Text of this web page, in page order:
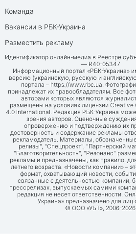
Команда
Вакансии в РБК-Украина
Разместить рекламу
Идентификатор онлайн-медиа в Реестре
— R40-05347
Информационный портал «РБК-Украина»
версию (украинскую, русскую и
портала – https://www.rbc.ua.
принадлежат их правообладателям. Все
авторами которых являются
размещены на условиях лицензии Creative
4.0 International. Редакция РБК-Украина
зрения авторов. Оценочные
опровержению и подтверждению их
достоверность и содержание рекламы
рекламодатель. Материалы,
релизы", "Спецпроект", "Партнерский
"Благотворительность", "Резонанс"
рекламы и предназначены, как правило,
летнего возраста. «Новости компании» –
формат, охватывающий новости,
связанные с деятельностью компаний,
прессрелизах, выпускаемых самими
редакция не несет ответственности.
Украина» предназначено для лиц
© ООО «УБТ», 2006-2026.